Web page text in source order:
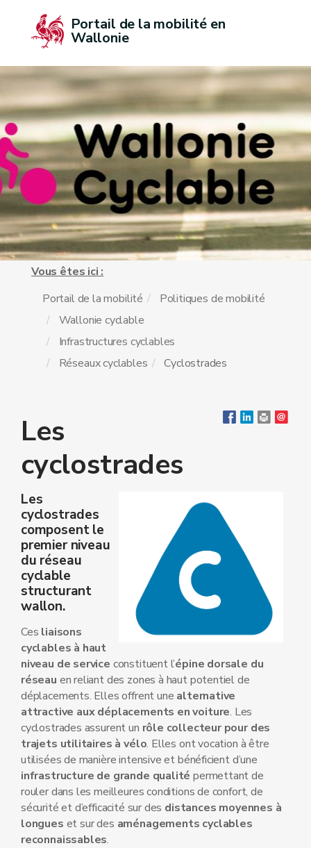
Portail de la mobilité en
Wallonie
Vous êtes ici :
Portail de la mobilité
Politiques de mobilité
Wallonie cyclable
Infrastructures cyclables
Réseaux cyclables
Cyclostrades
Les
cyclostrades
Les
cyclostrades
composent le
premier niveau
du réseau
cyclable
structurant
wallon.
Ces liaisons
cyclables à haut
niveau de service constituent l’épine dorsale du
réseau en reliant des zones à haut potentiel de
déplacements. Elles offrent une alternative
attractive aux déplacements en voiture. Les
cyclostrades assurent un rôle collecteur pour des
trajets utilitaires à vélo. Elles ont vocation à être
utilisées de manière intensive et bénéficient d’une
infrastructure de grande qualité permettant de
rouler dans les meilleures conditions de confort, de
sécurité et d’efficacité sur des distances moyennes à
longues et sur des aménagements cyclables
reconnaissables.